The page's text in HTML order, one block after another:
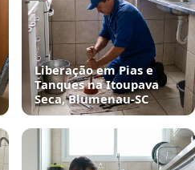
Liberação em Pias e
Tanques na Itoupava
Seca, Blumenau‑SC